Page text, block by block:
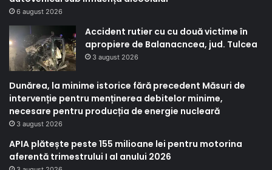
6 august 2026
Accident rutier cu cu două victime în
apropiere de Balanacncea, jud. Tulcea
3 august 2026
Dunărea, la minime istorice fără precedent Măsuri de
intervenție pentru menținerea debitelor minime,
necesare pentru producția de energie nucleară
3 august 2026
APIA plătește peste 155 milioane lei pentru motorina
aferentă trimestrului I al anului 2026